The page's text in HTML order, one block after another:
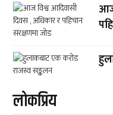
लाेकप्रिय